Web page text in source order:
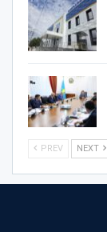
PREV NEXT